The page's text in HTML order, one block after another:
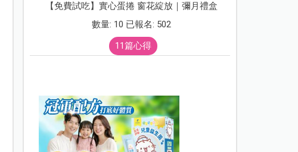
【免費試吃】實心蛋捲 窗花綻放｜彌月禮盒
數量: 10 已報名: 502
11篇心得